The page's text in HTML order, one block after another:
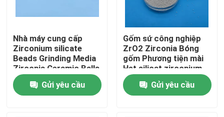
Sản phẩm
Về chúng tôi
Nhà máy cung cấp
Zirconium silicate
Beads Grinding Media
Zirconia Ceramic Balls
Gửi yêu cầu
Gốm sứ công nghiệp
ZrO2 Zirconia Bóng
gốm Phương tiện mài
Hạt silicat zirconium
Gửi yêu cầu